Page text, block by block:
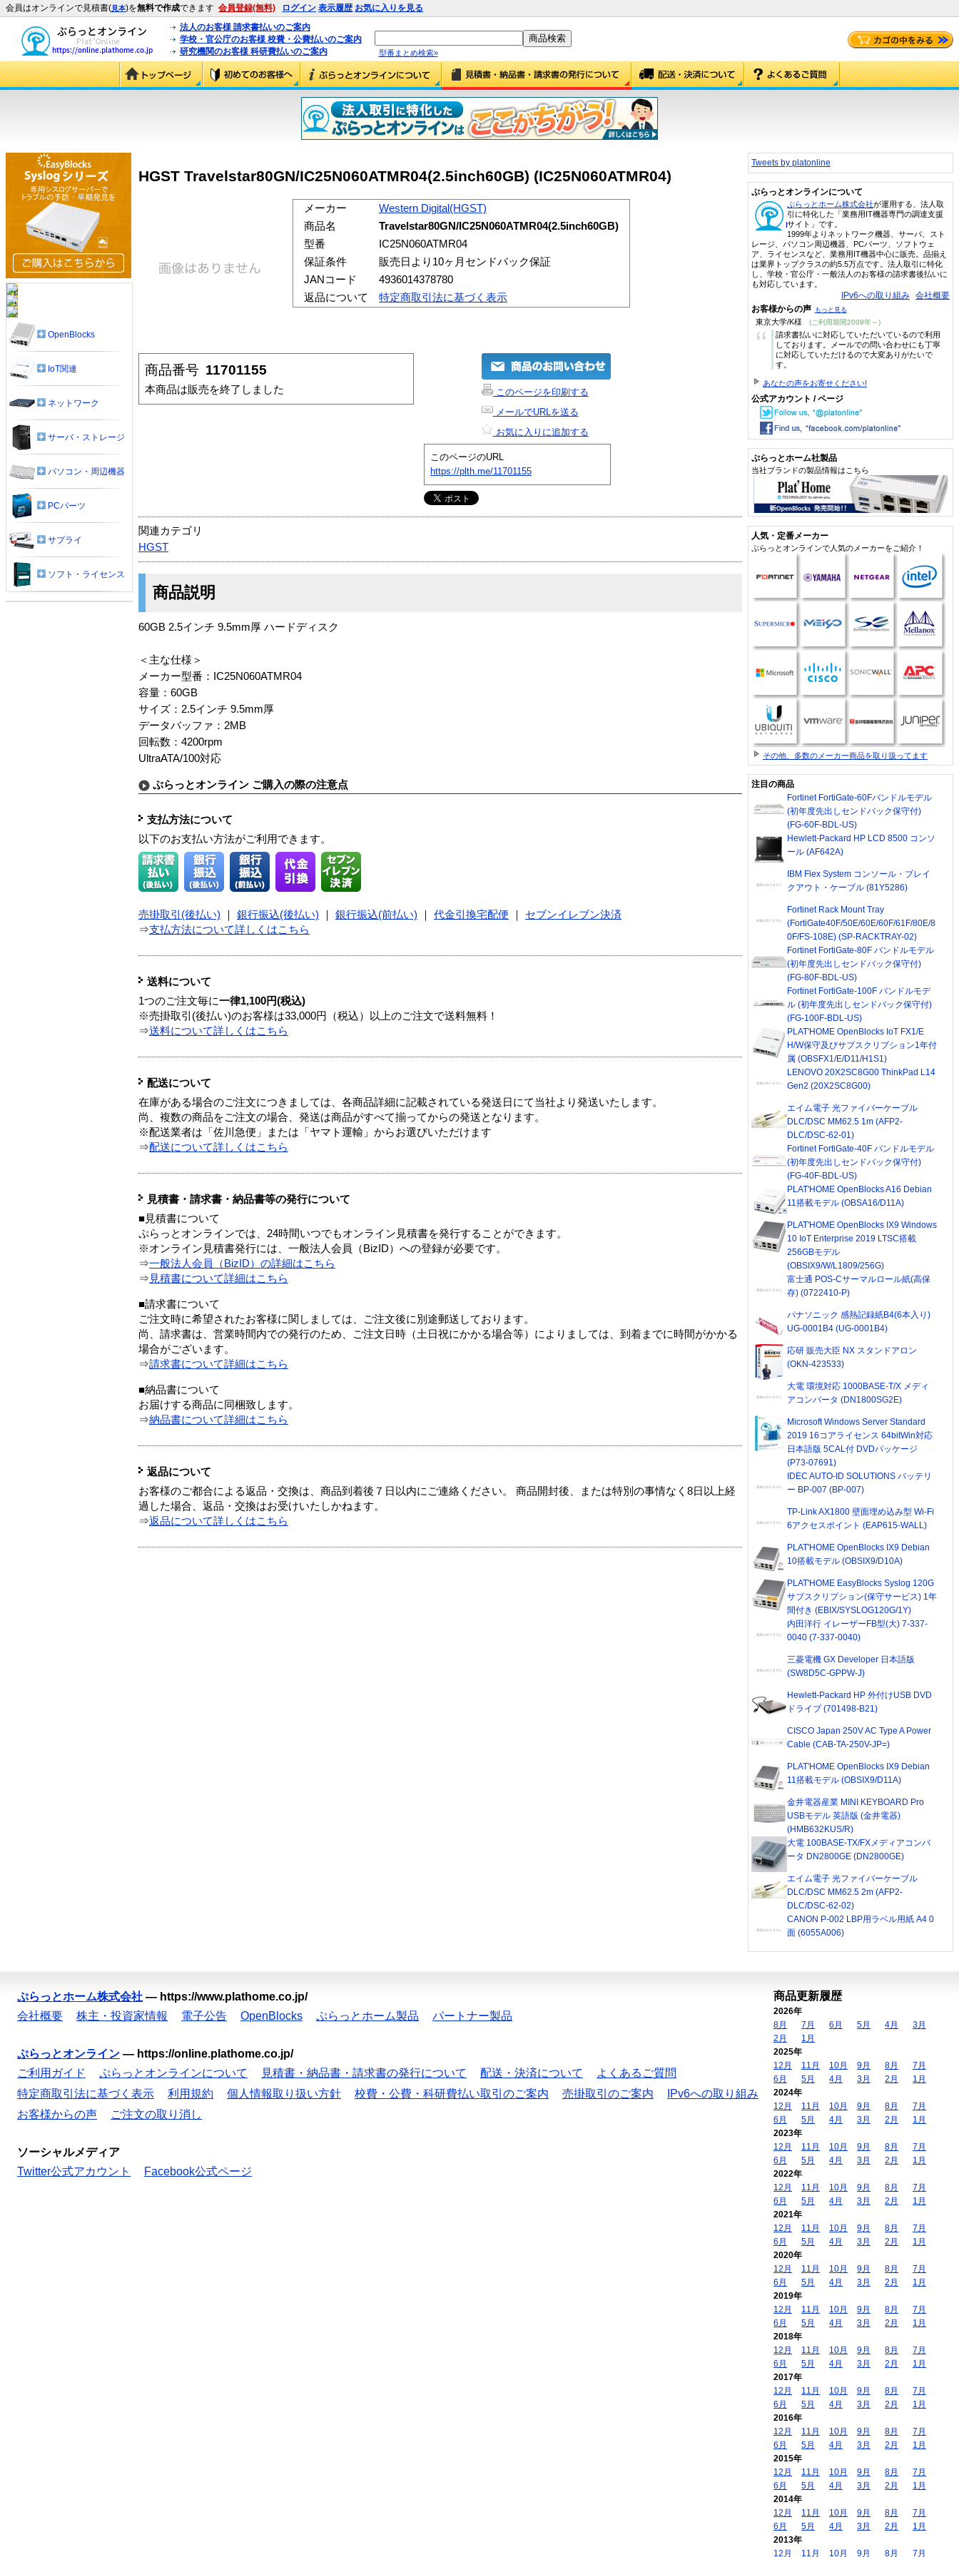
会員はオンラインで見積書(見本)を無料で作成できます 会員登録(無料) ログイン 表示履歴 お気に入りを見る
法人のお客様 請求書払いのご案内
学校・官公庁のお客様 校費・公費払いのご案内
研究機関のお客様 科研費払いのご案内
型番まとめ検索»
HGST Travelstar80GN/IC25N060ATMR04(2.5inch60GB) (IC25N060ATMR04)
メーカー
Western Digital(HGST)
商品名
Travelstar80GN/IC25N060ATMR04(2.5inch60GB)
型番
IC25N060ATMR04
保証条件
販売日より10ヶ月センドバック保証
JANコード
4936014378780
返品について
特定商取引法に基づく表示
商品番号 11701155
本商品は販売を終了しました
このページを印刷する
メールでURLを送る
お気に入りに追加する
このページのURL
https://plth.me/11701155
関連カテゴリ
HGST
商品説明
60GB 2.5インチ 9.5mm厚 ハードディスク
＜主な仕様＞
メーカー型番：IC25N060ATMR04
容量：60GB
サイズ：2.5インチ 9.5mm厚
データバッファ：2MB
回転数：4200rpm
UltraATA/100対応
ぷらっとオンライン ご購入の際の注意点
支払方法について
以下のお支払い方法がご利用できます。
売掛取引(後払い) 銀行振込(後払い) 銀行振込(前払い) 代金引換宅配便
セブンイレブン決済
⇒支払方法について詳しくはこちら
送料について
1つのご注文毎に一律1,100円(税込)
※売掛取引(後払い)のお客様は33,000円（税込）以上のご注文で送料無料！
⇒送料について詳しくはこちら
配送について
在庫がある場合のご注文につきましては、各商品詳細に記載されている発送日にて当社より発送いたします。
尚、複数の商品をご注文の場合、発送は商品がすべて揃ってからの発送となります。
※配送業者は「佐川急便」または「ヤマト運輸」からお選びいただけます
⇒配送について詳しくはこちら
見積書・請求書・納品書等の発行について
■見積書について
ぷらっとオンラインでは、24時間いつでもオンライン見積書を発行することができます。
※オンライン見積書発行には、一般法人会員（BizID）への登録が必要です。
⇒一般法人会員（BizID）の詳細はこちら
⇒ 見積書について詳細はこちら
■請求書について
ご注文時に希望されたお客様に関しましては、ご注文後に別途郵送しております。
尚、請求書は、営業時間内での発行のため、ご注文日時（土日祝にかかる場合等）によりましては、到着までに時間がかかる
場合がございます。
⇒請求書について詳細はこちら
■納品書について
お届けする商品に同梱致します。
⇒納品書について詳細はこちら
返品について
お客様のご都合による返品・交換は、商品到着後７日以内にご連絡ください。 商品開封後、または特別の事情なく8日以上経
過した場合、返品・交換はお受けいたしかねます。
⇒返品について詳しくはこちら
OpenBlocks
IoT関連
ネットワーク
サーバ・ストレージ
パソコン・周辺機器
PCパーツ
サプライ
ソフト・ライセンス
Tweets by platonline
ぷらっとオンラインについて
ぷらっとホーム株式会社が運用する、法人取
引に特化した「業務用IT機器専門の調達支援
サイト」です。
1999年よりネットワーク機器、サーバ、スト
レージ、パソコン周辺機器、PCパーツ、ソフトウェ
ア、ライセンスなど、業務用IT機器中心に販売。品揃え
は業界トップクラスの約5.5万点です。法人取引に特化
し、学校・官公庁・一般法人のお客様の請求書後払いに
も対応しています。
IPv6への取り組み 会社概要
お客様からの声 もっと見る
東京大学/K様 (ご利用期間2009年～)
“
請求書払いに対応していただいているので利用
しております。メールでの問い合わせにも丁寧
に対応していただけるので大変ありがたいで
す。
あなたの声をお寄せください!
公式アカウント / ページ
ぷらっとホーム社製品
当社ブランドの製品情報はこちら
人気・定番メーカー
ぷらっとオンラインで人気のメーカーをご紹介！
その他、多数のメーカー商品を取り扱ってます
注目の商品
Fortinet FortiGate-60Fバンドルモデル
(初年度先出しセンドバック保守付)
(FG-60F-BDL-US)
Hewlett-Packard HP LCD 8500 コンソ
ール (AF642A)
IBM Flex System コンソール・ブレイ
クアウト・ケーブル (81Y5286)
Fortinet Rack Mount Tray
(FortiGate40F/50E/60E/60F/61F/80E/8
0F/FS-108E) (SP-RACKTRAY-02)
Fortinet FortiGate-80F バンドルモデル
(初年度先出しセンドバック保守付)
(FG-80F-BDL-US)
Fortinet FortiGate-100F バンドルモデ
ル (初年度先出しセンドバック保守付)
(FG-100F-BDL-US)
PLAT'HOME OpenBlocks IoT FX1/E
H/W保守及びサブスクリプション1年付
属 (OBSFX1/E/D11/H1S1)
LENOVO 20X2SC8G00 ThinkPad L14
Gen2 (20X2SC8G00)
エイム電子 光ファイバーケーブル
DLC/DSC MM62.5 1m (AFP2-
DLC/DSC-62-01)
Fortinet FortiGate-40F バンドルモデル
(初年度先出しセンドバック保守付)
(FG-40F-BDL-US)
PLAT'HOME OpenBlocks A16 Debian
11搭載モデル (OBSA16/D11A)
PLAT'HOME OpenBlocks IX9 Windows
10 IoT Enterprise 2019 LTSC搭載
256GBモデル
(OBSIX9/W/L1809/256G)
富士通 POS-Cサーマルロール紙(高保
存) (0722410-P)
パナソニック 感熱記録紙B4(6本入り)
UG-0001B4 (UG-0001B4)
応研 販売大臣 NX スタンドアロン
(OKN-423533)
大電 環境対応 1000BASE-T/X メディ
アコンバータ (DN1800SG2E)
Microsoft Windows Server Standard
2019 16コアライセンス 64bitWin対応
日本語版 5CAL付 DVDパッケージ
(P73-07691)
IDEC AUTO-ID SOLUTIONS バッテリ
ー BP-007 (BP-007)
TP-Link AX1800 壁面埋め込み型 Wi-Fi
6アクセスポイント (EAP615-WALL)
PLAT'HOME OpenBlocks IX9 Debian
10搭載モデル (OBSIX9/D10A)
PLAT'HOME EasyBlocks Syslog 120G
サブスクリプション(保守サービス) 1年
間付き (EBIX/SYSLOG120G/1Y)
内田洋行 イレーザーFB型(大) 7-337-
0040 (7-337-0040)
三菱電機 GX Developer 日本語版
(SW8D5C-GPPW-J)
Hewlett-Packard HP 外付けUSB DVD
ドライブ (701498-B21)
CISCO Japan 250V AC Type A Power
Cable (CAB-TA-250V-JP=)
PLAT'HOME OpenBlocks IX9 Debian
11搭載モデル (OBSIX9/D11A)
金井電器産業 MINI KEYBOARD Pro
USBモデル 英語版 (金井電器)
(HMB632KUS/R)
大電 100BASE-TX/FXメディアコンバ
ータ DN2800GE (DN2800GE)
エイム電子 光ファイバーケーブル
DLC/DSC MM62.5 2m (AFP2-
DLC/DSC-62-02)
CANON P-002 LBP用ラベル用紙 A4 0
面 (6055A006)
ぷらっとホーム株式会社 — https://www.plathome.co.jp/
会社概要
株主・投資家情報 電子公告 OpenBlocks ぷらっとホーム製品 パートナー製品
ぷらっとオンライン — https://online.plathome.co.jp/
ご利用ガイド
ぷらっとオンラインについて 見積書・納品書・請求書の発行について 配送・決済について
よくあるご質問
特定商取引法に基づく表示
利用規約 個人情報取り扱い方針 校費・公費・科研費払い取引のご案内 売掛取引のご案内
IPv6への取り組み
お客様からの声
ご注文の取り消し
ソーシャルメディア
Twitter公式アカウント
Facebook公式ページ
商品更新履歴
2026年
8月
7月 6月 5月 4月
3月
2月
1月
2025年
12月
11月 10月 9月 8月
7月
6月
5月 4月 3月 2月
1月
2024年
12月
11月 10月 9月 8月
7月
6月
5月 4月 3月 2月
1月
2023年
12月
11月 10月 9月 8月
7月
6月
5月 4月 3月 2月
1月
2022年
12月
11月 10月 9月 8月
7月
6月
5月 4月 3月 2月
1月
2021年
12月
11月 10月 9月 8月
7月
6月
5月 4月 3月 2月
1月
2020年
12月
11月 10月 9月 8月
7月
6月
5月 4月 3月 2月
1月
2019年
12月
11月 10月 9月 8月
7月
6月
5月 4月 3月 2月
1月
2018年
12月
11月 10月 9月 8月
7月
6月
5月 4月 3月 2月
1月
2017年
12月
11月 10月 9月 8月
7月
6月
5月 4月 3月 2月
1月
2016年
12月
11月 10月 9月 8月
7月
6月
5月 4月 3月 2月
1月
2015年
12月
11月 10月 9月 8月
7月
6月
5月 4月 3月 2月
1月
2014年
12月
11月 10月 9月 8月
7月
6月
5月 4月 3月 2月
1月
2013年
12月
11月 10月 9月 8月 7月